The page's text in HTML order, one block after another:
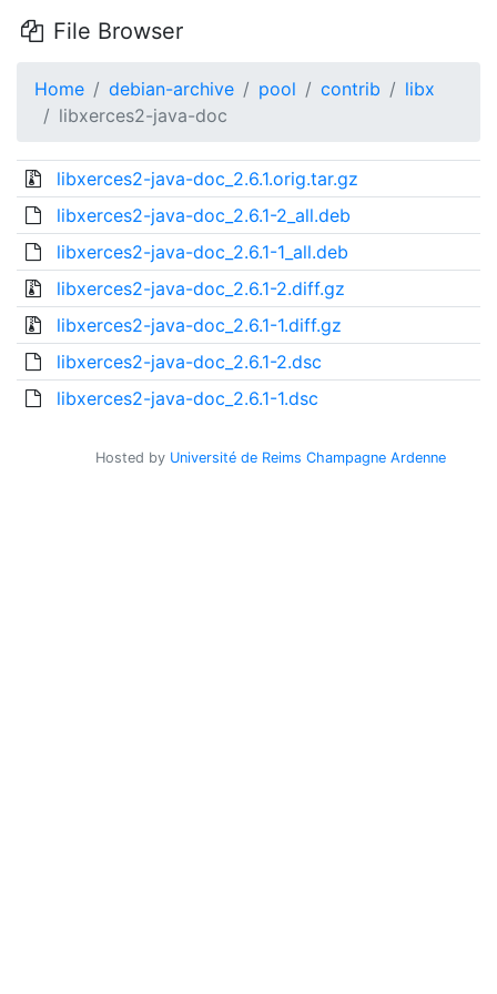
File Browser
Home debian-archive pool contrib
libx
libxerces2-java-doc
libxerces2-java-doc_2.6.1.orig.tar.gz
libxerces2-java-doc_2.6.1-2_all.deb
libxerces2-java-doc_2.6.1-1_all.deb
libxerces2-java-doc_2.6.1-2.diff.gz
libxerces2-java-doc_2.6.1-1.diff.gz
libxerces2-java-doc_2.6.1-2.dsc
libxerces2-java-doc_2.6.1-1.dsc
Hosted by Université de Reims Champagne Ardenne